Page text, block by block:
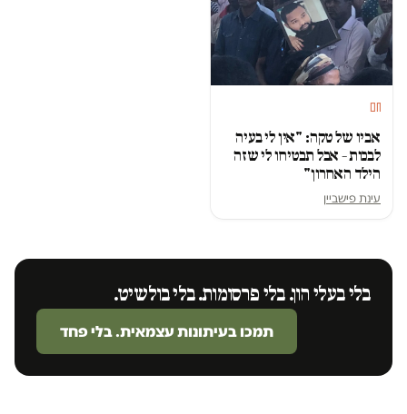
חם
אביו של טקה: "אין לי בעיה
לבכות – אבל תבטיחו לי שזה
הילד האחרון"
עינת פישביין
בלי בעלי הון. בלי פרסומות. בלי בולשיט.
תמכו בעיתונות עצמאית. בלי פחד